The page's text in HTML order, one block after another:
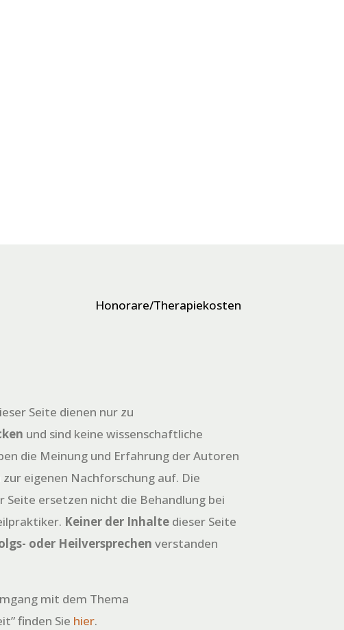
Honorare/Therapiekosten
Seite dienen nur zu
und sind keine wissenschaftliche
die Meinung und Erfahrung der Autoren
eigenen Nachforschung auf. Die
Seite ersetzen nicht die Behandlung bei
Keiner der Inhalte dieser Seite
oder Heilversprechen verstanden
mit dem Thema
finden Sie hier.